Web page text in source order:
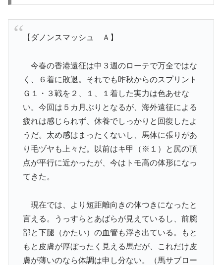
【ダノンスマッシュ Ａ】
今春の香港遠征は中３週のローテで万全ではな
く、６着に敗退。それでも昨秋からのスプリント
Ｇ１・３戦を２、１、１着した実力は色あせな
い。今回は５カ月ぶりとなるが、海外遠征による
疲れは感じられず、休養でしっかりと回復したよ
うだ。太め感はまったくないし、馬体に張りがあ
り毛ヅヤも上々だ。以前はキ甲（※１）と尻の頂
点が平行に近かったが、今はトモ高の体形になっ
てきた。
現在では、より短距離向きの体つきになったと
言える。うっすらとあばらが見えているし、前腕
部と下腿（かたい）の血管も浮き出ている。もと
もと皮膚が厚ぼったく見える馬だが、これだけ皮
膚が薄いのなら体調は申し分ない。（馬サブロー